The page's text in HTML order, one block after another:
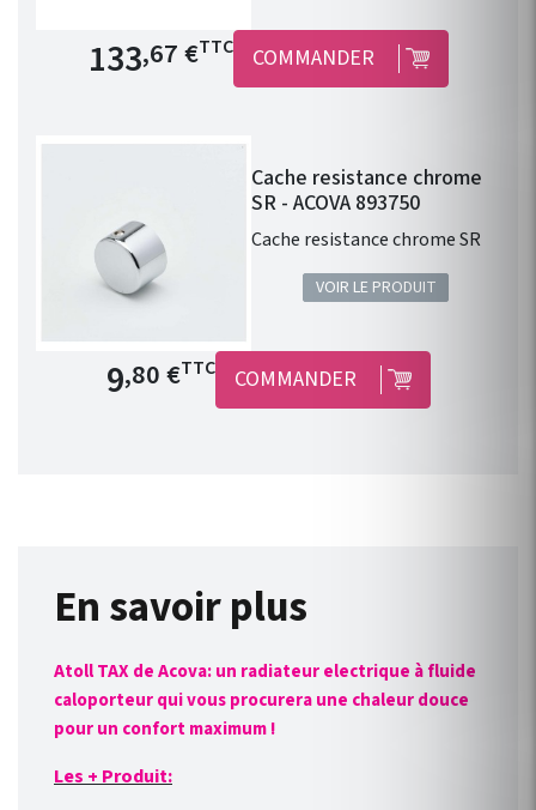
Prix de base
133,67 €TTC COMMANDER
Cache resistance chrome
SR - ACOVA 893750
Cache resistance chrome SR
VOIR LE PRODUIT
Prix de base
9,80 €TTC COMMANDER
En savoir plus
Atoll TAX de Acova: un radiateur electrique à fluide
caloporteur qui vous procurera une chaleur douce
pour un confort maximum !
Les + Produit: